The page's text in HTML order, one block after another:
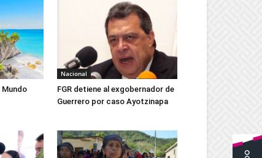
Mundo
Nacional
FGR detiene al exgobernador de
Guerrero por caso Ayotzinapa